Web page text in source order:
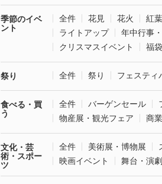
季節のイベ
ント
全件 花見 花火
紅葉
ライトアップ
年中行事
クリスマスイベント
福
祭り 全件 祭り フェスティ
食べる・買
う
全件 バーゲンセール
物産展・観光フェア
商
文化・芸
術・スポー
ツ
全件 美術展・博物展
映画イベント
舞台・演劇